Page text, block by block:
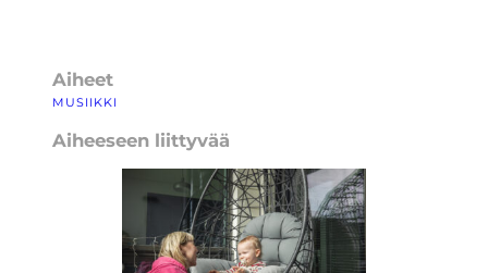
Aiheet
MUSIIKKI
Aiheeseen liittyvää